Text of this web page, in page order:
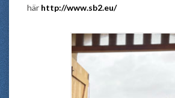
här http://www.sb2.eu/